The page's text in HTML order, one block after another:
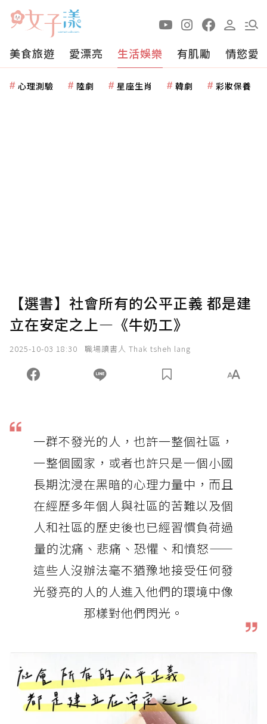
美食旅遊 愛漂亮 生活娛樂 有肌勵 情慾愛
心理測驗 陸劇 星座生肖 韓劇 彩妝保養
【選書】社會所有的公平正義 都是建
立在安定之上—《牛奶工》
2025-10-03 18:30 職場讀書人 Thak tsheh lang
一群不發光的人，也許一整個社區，
一整個國家，或者也許只是一個小國
長期沈浸在黑暗的心理力量中，而且
在經歷多年個人與社區的苦難以及個
人和社區的歷史後也已經習慣負荷過
量的沈痛、悲痛、恐懼、和憤怒——
這些人沒辦法毫不猶豫地接受任何發
光發亮的人的人進入他們的環境中像
那樣對他們閃光。